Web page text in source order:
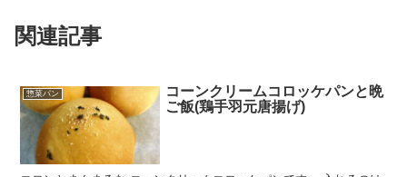
関連記事
惣菜パン
コーンクリームコロッケパンと晩
ご飯(鶏手羽元唐揚げ)